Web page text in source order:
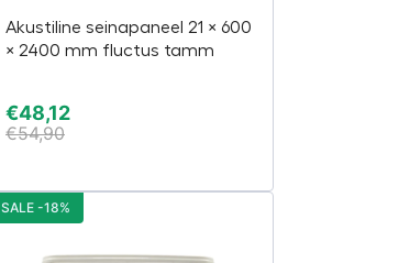
Akustiline seinapaneel 21 × 600
× 2400 mm fluctus tamm
€48,12
€54,90
SALE -18%